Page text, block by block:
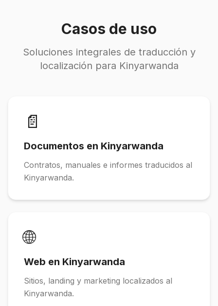
Casos de uso
Soluciones integrales de traducción y
localización para Kinyarwanda
📄
Documentos en Kinyarwanda
Contratos, manuales e informes traducidos al
Kinyarwanda.
🌐
Web en Kinyarwanda
Sitios, landing y marketing localizados al
Kinyarwanda.